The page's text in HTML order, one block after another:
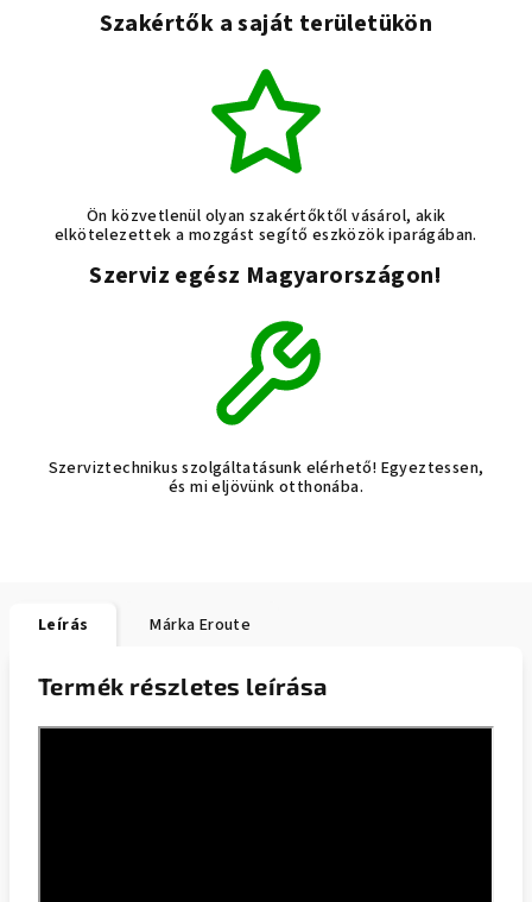
Szakértők a saját területükön
Ön közvetlenül olyan szakértőktől vásárol, akik
elkötelezettek a mozgást segítő eszközök iparágában.
Szerviz egész Magyarországon!
Szerviztechnikus szolgáltatásunk elérhető! Egyeztessen,
és mi eljövünk otthonába.
Leírás Márka Eroute
Termék részletes leírása